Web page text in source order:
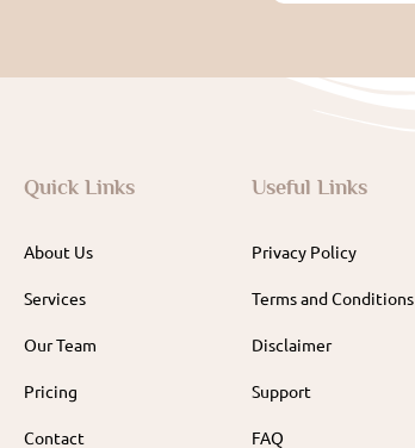
Quick Links
About Us
Services
Our Team
Pricing
Contact
Useful Links
Privacy Policy
Terms and Conditions
Disclaimer
Support
FAQ